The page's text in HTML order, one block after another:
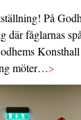
På
där fåglarnas
möter…>